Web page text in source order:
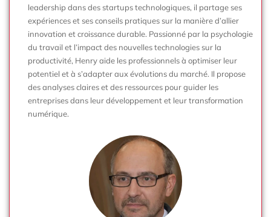
leadership dans des startups technologiques, il partage ses
expériences et ses conseils pratiques sur la manière d’allier
innovation et croissance durable. Passionné par la psychologie
du travail et l’impact des nouvelles technologies sur la
productivité, Henry aide les professionnels à optimiser leur
potentiel et à s’adapter aux évolutions du marché. Il propose
des analyses claires et des ressources pour guider les
entreprises dans leur développement et leur transformation
numérique.